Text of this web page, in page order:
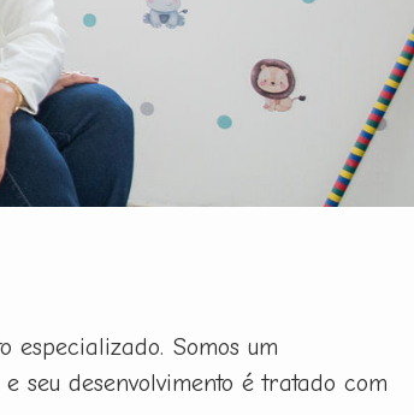
especializado. Somos um
seu desenvolvimento é tratado com